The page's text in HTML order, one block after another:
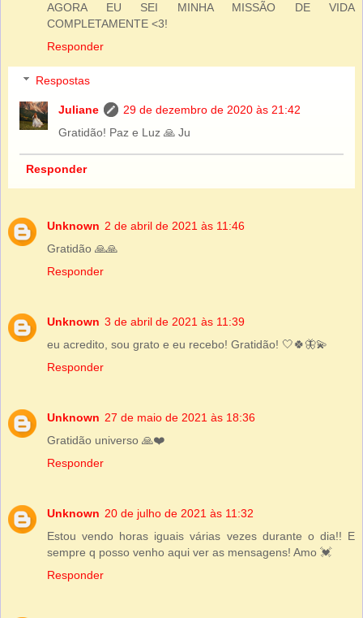
AGORA EU SEI MINHA MISSÃO DE VIDA
COMPLETAMENTE <3!
Responder
Respostas
Juliane
29 de dezembro de 2020 às 21:42
Gratidão! Paz e Luz 🙏 Ju
Responder
Unknown 2 de abril de 2021 às 11:46
Gratidão 🙏🙏
Responder
Unknown 3 de abril de 2021 às 11:39
eu acredito, sou grato e eu recebo! Gratidão! 🤍🍀🦋💫
Responder
Unknown 27 de maio de 2021 às 18:36
Gratidão universo 🙏❤️
Responder
Unknown 20 de julho de 2021 às 11:32
Estou vendo horas iguais várias vezes durante o dia!! E
sempre q posso venho aqui ver as mensagens! Amo 💓
Responder